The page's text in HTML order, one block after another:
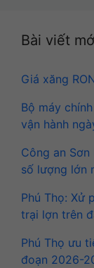
Bài viết
Giá xăng
Bộ máy
vận hành
Công an
số lượng lớn
Phú Thọ: Xử
trại lợn trên
Phú Thọ ưu
đoạn 2026-